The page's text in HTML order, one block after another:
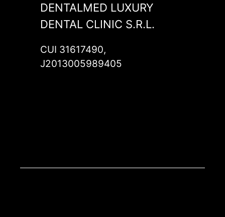
DENTALMED LUXURY
DENTAL CLINIC S.R.L.
CUI 31617490,
J2013005989405